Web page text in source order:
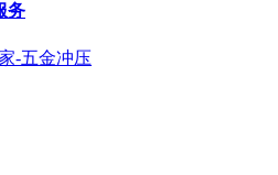
务